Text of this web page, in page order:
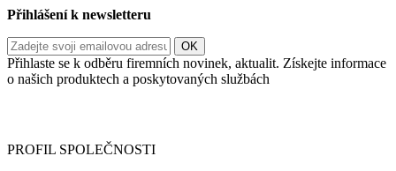
Přihlášení k newsletteru
Přihlaste se k odběru firemních novinek, aktualit. Získejte informace
o našich produktech a poskytovaných službách
PROFIL SPOLEČNOSTI